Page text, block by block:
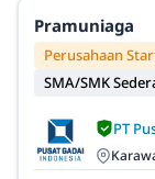
Pramuniaga
Perusahaan
SMA/SMK
PT